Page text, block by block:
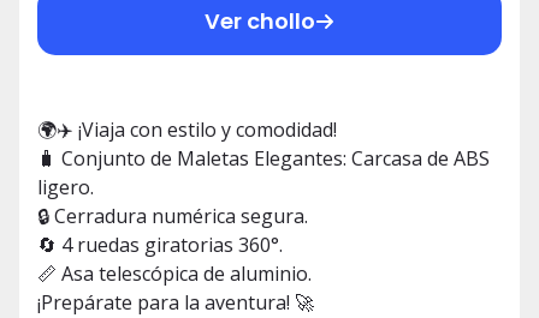
Ver chollo
🌍✈️ ¡Viaja con estilo y comodidad!
🧳 Conjunto de Maletas Elegantes: Carcasa de ABS
ligero.
🔒 Cerradura numérica segura.
🔄 4 ruedas giratorias 360°.
📏 Asa telescópica de aluminio.
¡Prepárate para la aventura! 🚀